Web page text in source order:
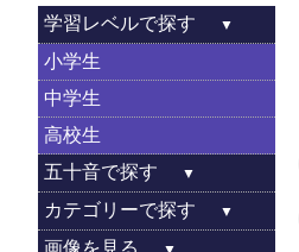
学習レベルで探す
小学生
中学生
高校生
五十音で探す
カテゴリーで探す
画像を見る